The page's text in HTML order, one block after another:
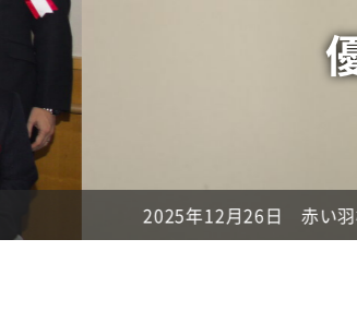
優し
2025年12月26日 赤い羽根共同募